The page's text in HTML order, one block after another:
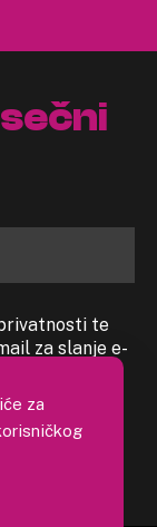
te
za slanje e-
za